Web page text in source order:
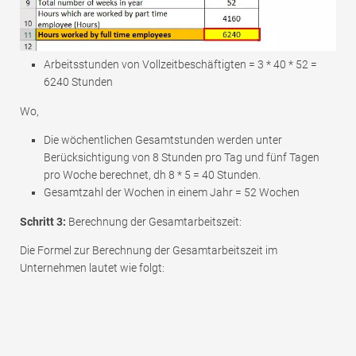
Arbeitsstunden von Vollzeitbeschäftigten = 3 * 40 * 52 =
6240 Stunden
Wo,
Die wöchentlichen Gesamtstunden werden unter
Berücksichtigung von 8 Stunden pro Tag und fünf Tagen
pro Woche berechnet, dh 8 * 5 = 40 Stunden.
Gesamtzahl der Wochen in einem Jahr = 52 Wochen
Schritt 3: Berechnung der Gesamtarbeitszeit:
Die Formel zur Berechnung der Gesamtarbeitszeit im
Unternehmen lautet wie folgt: